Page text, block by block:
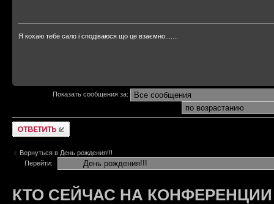
Я кохаю тебе сало і сподіваюся що це взаємно.......
Показать сообщения за:
Ответить
Вернуться в День рождения!!!
Перейти:
КТО СЕЙЧАС НА КОНФЕРЕНЦИИ